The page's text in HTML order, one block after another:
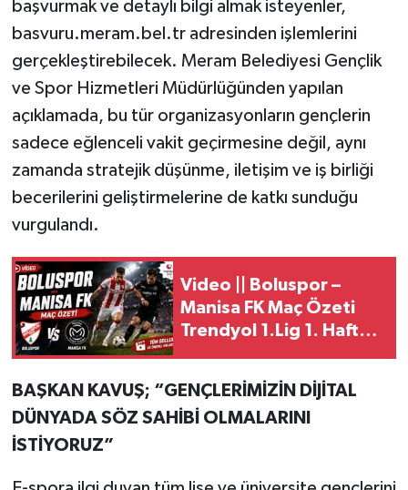
başvurmak ve detaylı bilgi almak isteyenler,
basvuru.meram.bel.tr adresinden işlemlerini
gerçekleştirebilecek. Meram Belediyesi Gençlik
ve Spor Hizmetleri Müdürlüğünden yapılan
açıklamada, bu tür organizasyonların gençlerin
sadece eğlenceli vakit geçirmesine değil, aynı
zamanda stratejik düşünme, iletişim ve iş birliği
becerilerini geliştirmelerine de katkı sunduğu
vurgulandı.
Video || Boluspor –
Manisa FK Maç Özeti
Trendyol 1.Lig 1. Hafta
BAŞKAN KAVUŞ; “GENÇLERİMİZİN DİJİTAL
DÜNYADA SÖZ SAHİBİ OLMALARINI
İSTİYORUZ”